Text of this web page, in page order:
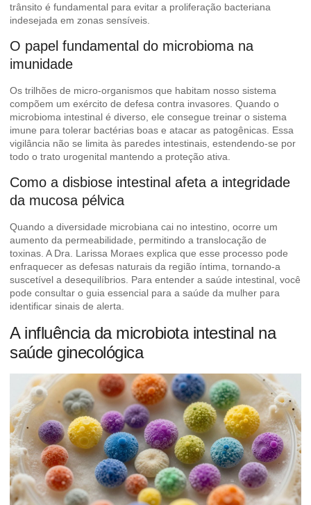
trânsito é fundamental para evitar a proliferação bacteriana
indesejada em zonas sensíveis.
O papel fundamental do microbioma na
imunidade
Os trilhões de micro-organismos que habitam nosso sistema
compõem um exército de defesa contra invasores. Quando o
microbioma intestinal é diverso, ele consegue treinar o sistema
imune para tolerar bactérias boas e atacar as patogênicas. Essa
vigilância não se limita às paredes intestinais, estendendo-se por
todo o trato urogenital mantendo a proteção ativa.
Como a disbiose intestinal afeta a integridade
da mucosa pélvica
Quando a diversidade microbiana cai no intestino, ocorre um
aumento da permeabilidade, permitindo a translocação de
toxinas. A Dra. Larissa Moraes explica que esse processo pode
enfraquecer as defesas naturais da região íntima, tornando-a
suscetível a desequilíbrios. Para entender a saúde intestinal, você
pode consultar o guia essencial para a saúde da mulher para
identificar sinais de alerta.
A influência da microbiota intestinal na
saúde ginecológica